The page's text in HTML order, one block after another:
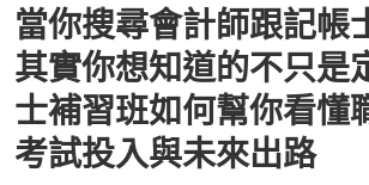
當你搜尋會計師跟記帳
其實你想知道的不只是
士補習班如何幫你看懂
考試投入與未來出路